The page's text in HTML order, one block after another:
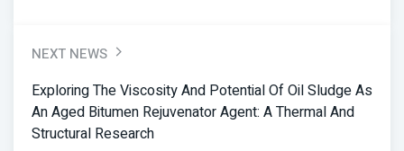
NEXT NEWS
Exploring The Viscosity And Potential Of Oil Sludge As
An Aged Bitumen Rejuvenator Agent: A Thermal And
Structural Research